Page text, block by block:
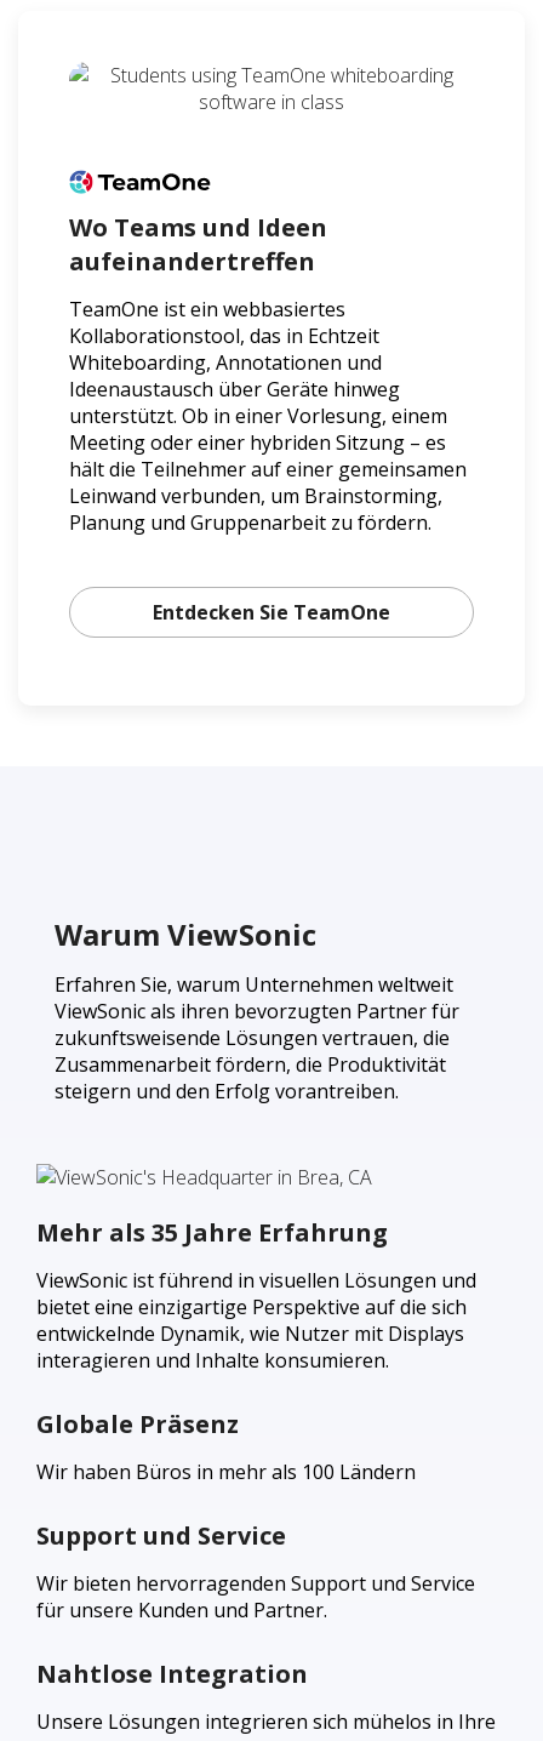
Wo Teams und Ideen
aufeinandertreffen
TeamOne ist ein webbasiertes
Kollaborationstool, das in Echtzeit
Whiteboarding, Annotationen und
Ideenaustausch über Geräte hinweg
unterstützt. Ob in einer Vorlesung, einem
Meeting oder einer hybriden Sitzung – es
hält die Teilnehmer auf einer gemeinsamen
Leinwand verbunden, um Brainstorming,
Planung und Gruppenarbeit zu fördern.
Entdecken Sie TeamOne
Warum ViewSonic
Erfahren Sie, warum Unternehmen weltweit
ViewSonic als ihren bevorzugten Partner für
zukunftsweisende Lösungen vertrauen, die
Zusammenarbeit fördern, die Produktivität
steigern und den Erfolg vorantreiben.
Mehr als 35 Jahre Erfahrung
ViewSonic ist führend in visuellen Lösungen und
bietet eine einzigartige Perspektive auf die sich
entwickelnde Dynamik, wie Nutzer mit Displays
interagieren und Inhalte konsumieren.
Globale Präsenz
Wir haben Büros in mehr als 100 Ländern
Support und Service
Wir bieten hervorragenden Support und Service
für unsere Kunden und Partner.
Nahtlose Integration
Unsere Lösungen integrieren sich mühelos in Ihre